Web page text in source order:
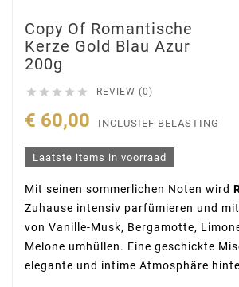
Copy Of Romantische
Kerze Gold Blau Azur
200g
     REVIEW (0)
€ 60,00 INCLUSIEF BELASTING
Laatste items in voorraad
Mit seinen sommerlichen Noten wird
Zuhause intensiv parfümieren und
von Vanille-Musk, Bergamotte,
Melone umhüllen. Eine geschickte
elegante und intime Atmosphäre